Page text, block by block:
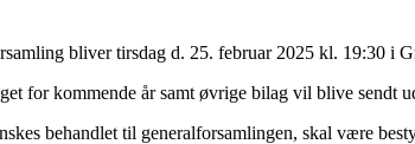
bliver tirsdag d. 25. februar 2025 kl. 19:30 i
for kommende år samt øvrige bilag vil blive sendt
behandlet til generalforsamlingen, skal være